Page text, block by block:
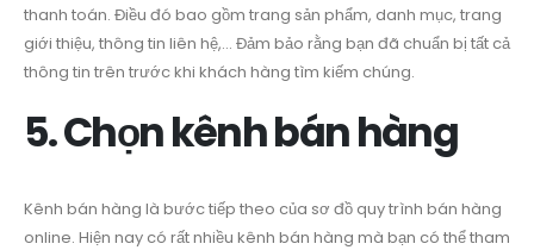
thanh toán. Điều đó bao gồm trang sản phẩm, danh mục, trang
giới thiệu, thông tin liên hệ,… Đảm bảo rằng bạn đã chuẩn bị tất cả
thông tin trên trước khi khách hàng tìm kiếm chúng.
5. Chọn kênh bán hàng
Kênh bán hàng là bước tiếp theo của sơ đồ quy trình bán hàng
online. Hiện nay có rất nhiều kênh bán hàng mà bạn có thể tham